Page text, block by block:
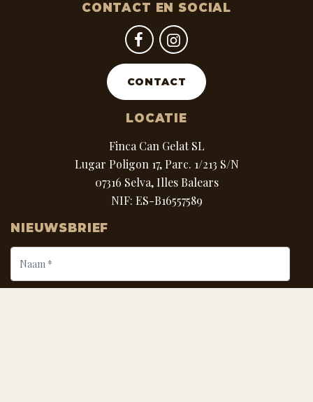
CONTACT EN SOCIAL
CONTACT
LOCATIE
Finca Can Gelat SL
Lugar Poligon 17, Parc. 1/213 S/N
07316 Selva, Illes Balears
NIF: ES-B16557589
NIEUWSBRIEF